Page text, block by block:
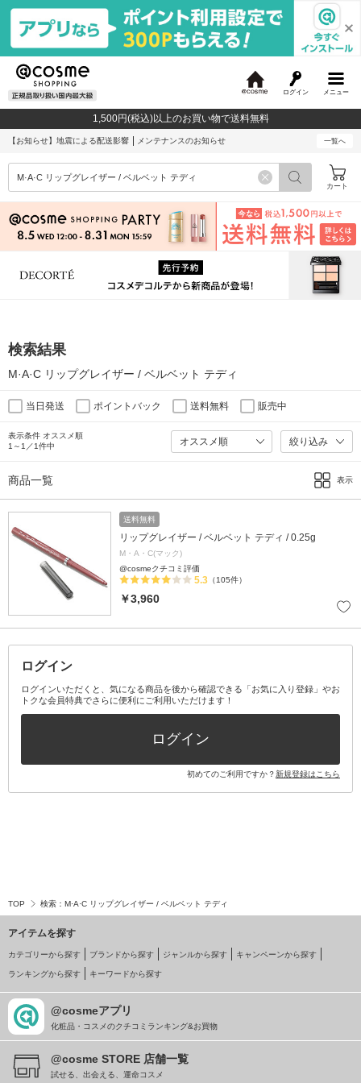
メニュー
ログイン
c
o
1,500円(税込)以上のお買い物で送料無料
【お知らせ】 地震による配送影響 メンテナンスのお知らせ 一覧へ
カート
検索結果
M·A·C リップグレイザー / ベルベット テディ
当日発送 ポイントバック 送料無料 販売中
表示条件 オススメ順
1～1／1件中
絞り込み
商品一覧 表示
送料無料
リップグレイザー / ベルベット テディ / 0.25g
M・A・C(マック)
@cosmeクチコミ評価
5.3 （105件）
￥3,960
ログイン
ログインいただくと、気になる商品を後から確認できる「お気に入り登録」やお
トクな会員特典でさらに便利にご利用いただけます！
ログイン
初めてのご利用ですか？新規登録はこちら
TOP 検索：M·A·C リップグレイザー / ベルベット テディ
アイテムを探す
カテゴリーから探す ブランドから探す ジャンルから探す キャンペーンから探す
ランキングから探す キーワードから探す
@cosmeアプリ
化粧品・コスメのクチコミランキング&お買物
@cosme STORE 店舗一覧
試せる、出会える、運命コスメ